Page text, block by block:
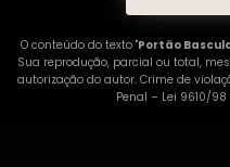
O conteúdo do texto "Portão
Sua reprodução, parcial ou total,
autorização do autor. Crime de
Penal – Lei 9610/